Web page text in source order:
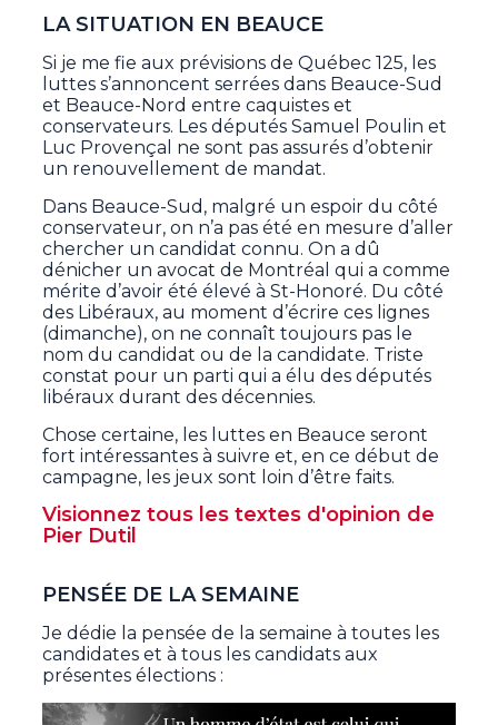
LA SITUATION EN BEAUCE
Si je me fie aux prévisions de Québec 125, les
luttes s’annoncent serrées dans Beauce-Sud
et Beauce-Nord entre caquistes et
conservateurs. Les députés Samuel Poulin et
Luc Provençal ne sont pas assurés d’obtenir
un renouvellement de mandat.
Dans Beauce-Sud, malgré un espoir du côté
conservateur, on n’a pas été en mesure d’aller
chercher un candidat connu. On a dû
dénicher un avocat de Montréal qui a comme
mérite d’avoir été élevé à St-Honoré. Du côté
des Libéraux, au moment d’écrire ces lignes
(dimanche), on ne connaît toujours pas le
nom du candidat ou de la candidate. Triste
constat pour un parti qui a élu des députés
libéraux durant des décennies.
Chose certaine, les luttes en Beauce seront
fort intéressantes à suivre et, en ce début de
campagne, les jeux sont loin d’être faits.
Visionnez tous les textes d'opinion de
Pier Dutil
PENSÉE DE LA SEMAINE
Je dédie la pensée de la semaine à toutes les
candidates et à tous les candidats aux
présentes élections :